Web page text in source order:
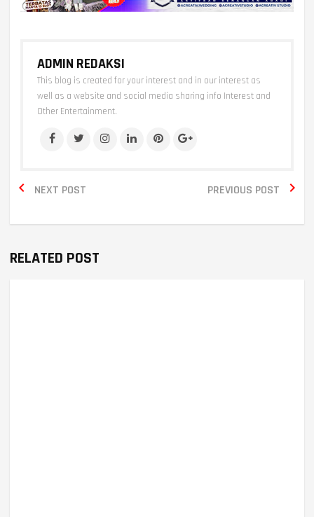
ADMIN REDAKSI
This blog is created for your interest and in our interest as
well as a website and social media sharing info Interest and
Other Entertainment.
NEXT POST
 PREVIOUS POST 
RELATED POST